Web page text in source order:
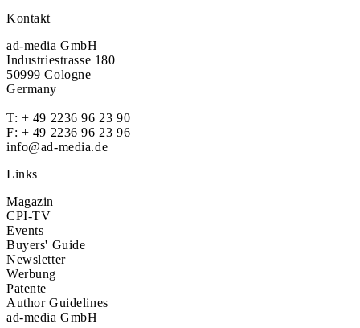
Kontakt
ad-media GmbH
Industriestrasse 180
50999 Cologne
Germany
T: + 49 2236 96 23 90
F: + 49 2236 96 23 96
info@ad-media.de
Links
Magazin
CPI-TV
Events
Buyers' Guide
Newsletter
Werbung
Patente
Author Guidelines
ad-media GmbH